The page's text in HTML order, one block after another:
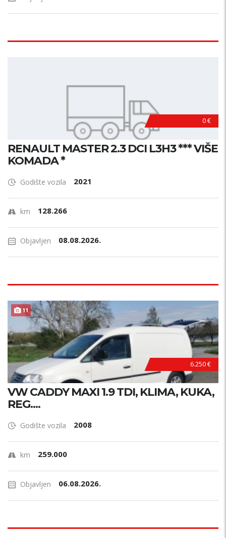
0 €
RENAULT MASTER 2.3 DCI L3H3 *** VIŠE
KOMADA *
Godište vozila 2021
km 128.266
Objavljen 08.08.2026.
11
6.250 €
VW CADDY MAXI 1.9 TDI, KLIMA, KUKA,
REG....
Godište vozila 2008
km 259.000
Objavljen 06.08.2026.